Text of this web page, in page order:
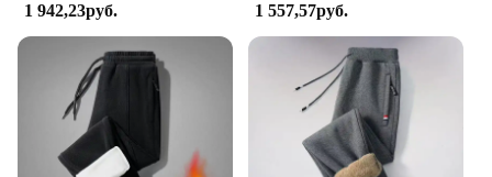
1 942,23руб. 1 557,57руб.